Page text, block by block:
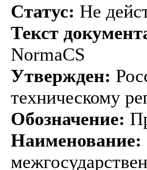
Статус: Не
Текст
NormaCS
Утвержден:
техническому
Обозначение:
Наименование: